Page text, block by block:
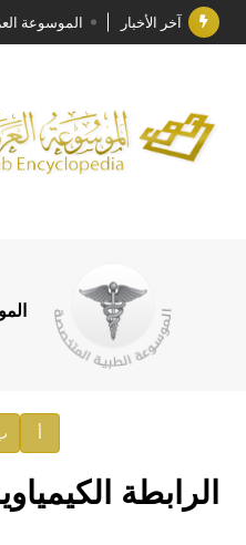
آخر الأخبار الموسوعة
جائزة مجمع
الأستاذ إياد
السيد محمد
توصيات مجلس
صدور
إعلان..
هيئة
أ
الرابطة